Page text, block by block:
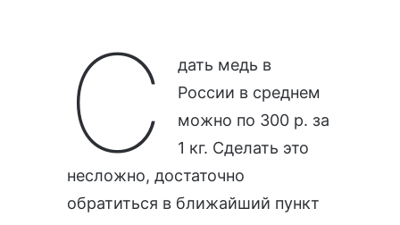
С
дать медь в
России в среднем
можно по 300 р. за
1 кг. Сделать это
несложно, достаточно
обратиться в ближайший пункт